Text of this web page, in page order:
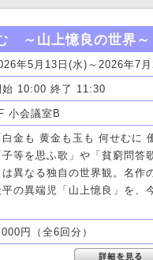
～山上憶良の世界～
年5月13日(水)～2026年7
始 10:00 終了 11:30
小会議室B
白金も 黄金も玉も 何せむに
子等を思ふ歌」や「貧窮問
は異なる独自の世界観。名作
平の異端児「山上憶良」を、
円（全6回分）